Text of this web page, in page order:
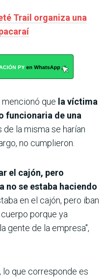
Trail organiza una
que la víctima
funcionaria de una
la misma se harían
no cumplieron.
el cajón, pero
no se estaba haciendo
en el cajón, pero iban
porque ya
gente de la empresa",
lo que corresponde es